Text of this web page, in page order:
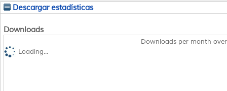
Descargar estadísticas
Downloads
Downloads per month
Loading...